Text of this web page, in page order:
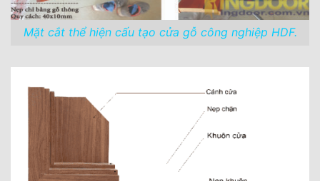
Mặt cắt thể hiện cấu tạo cửa gỗ công nghiệp HDF.